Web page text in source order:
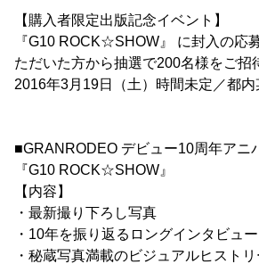
【購入者限定出版記念イベント】
『G10 ROCK☆SHOW』 に封入の応
ただいた方から抽選で200名様をご招
2016年3月19日（土）時間未定／都内
■GRANRODEO デビュー10周年アニ
『G10 ROCK☆SHOW』
【内容】
・最新撮り下ろし写真
・10年を振り返るロングインタビュー
・秘蔵写真満載のビジュアルヒストリ